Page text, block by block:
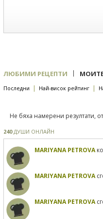
ЛЮБИМИ РЕЦЕПТИ |
Последни | Най-висок рейтинг |
Не бяха намерени резултати,
240ДУШИ ОНЛАЙН
MARIYANA PETROVA
MARIYANA PETROVA
MARIYANA PETROVA